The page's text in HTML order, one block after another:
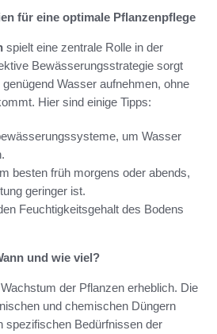
für eine optimale Pflanzenpflege
spielt eine zentrale Rolle in der
Bewässerungsstrategie sorgt
Wasser aufnehmen, ohne
Hier sind einige Tipps:
um Wasser
besten früh morgens oder abends,
geringer ist.
Feuchtigkeitsgehalt des Bodens
und wie viel?
der Pflanzen erheblich. Die
und chemischen Düngern
spezifischen Bedürfnissen der